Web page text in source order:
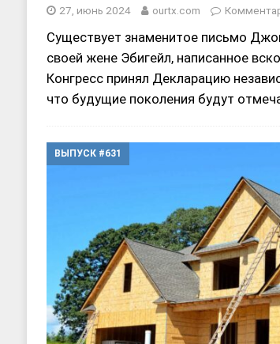
27, июнь 2024 ourtx.com
Существует знаменитое письмо
своей жене Эбигейл, написанное
Конгресс принял Декларацию
что будущие поколения будут
ВЫПУСК #631